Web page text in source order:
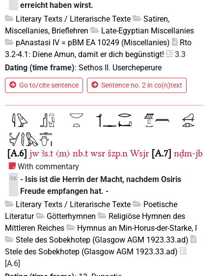
erreicht haben wirst.
Literary Texts / Literarische Texte
Satiren,
Miscellanies, Brieflehren
Late-Egyptian Miscellanies
pAnastasi IV = pBM EA 10249 (Miscellanies)
Rto
3.2-4.1: Diene Amun, damit er dich begünstigt!
3.3
Dating (time frame): Sethos II. Usercheperure
Go to/cite sentence Sentence no. 2 in co(n)text
A.6 jw ꜣs.t 〈m〉 nb.t wsr šzp.n Wsjr A.7 nḏm-jb
With commentary
DE
- Isis ist die Herrin der Macht, nachdem Osiris
Freude empfangen hat. -
Literary Texts / Literarische Texte
Poetische
Literatur
Götterhymnen
Religiöse Hymnen des
Mittleren Reiches
Hymnus an Min-Horus-der-Starke, I
Stele des Sobekhotep (Glasgow AGM 1923.33.ad)
Stele des Sobekhotep (Glasgow AGM 1923.33.ad)
[A.6]